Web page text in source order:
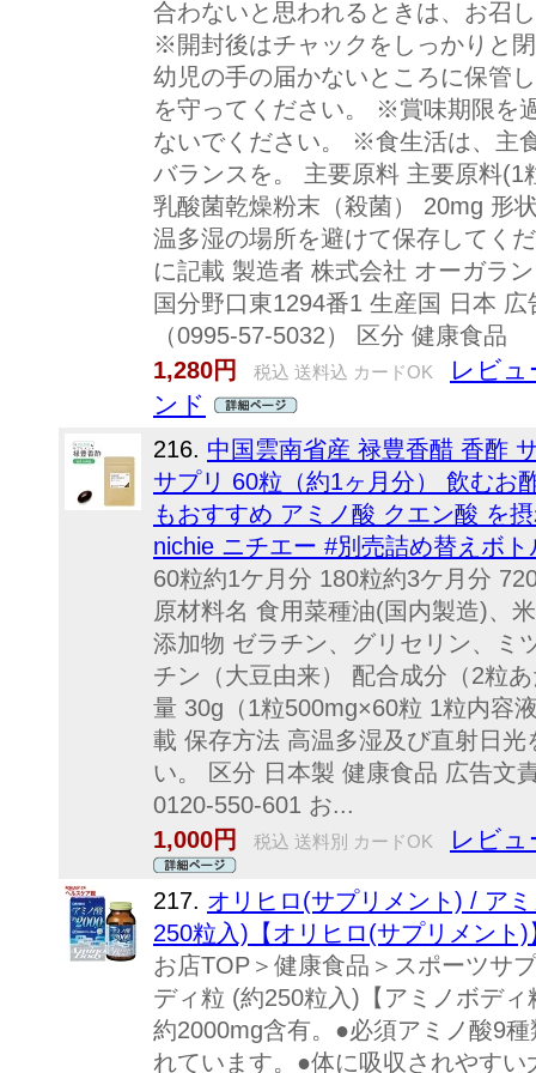
合わないと思われるときは、お召
※開封後はチャックをしっかり
幼児の手の届かないところに保管
を守ってください。 ※賞味期限を
ないでください。 ※食生活は、主
バランスを。 主要原料 主要原料
乳酸菌乾燥粉末（殺菌） 20mg 形
温多湿の場所を避けて保存してく
に記載 製造者 株式会社 オーガラ
国分野口東1294番1 生産国 日本
（0995-57-5032） 区分 健康食品
1,280円
税込 送料込 カードOK
レビュ
ンド
216. 中国雲南省産 禄豊香醋 香酢
サプリ 60粒（約1ヶ月分） 飲むお
もおすすめ アミノ酸 クエン酸 を
nichie ニチエー #別売詰め替えボト
60粒約1ケ月分 180粒約3ケ月分
原材料名 食用菜種油(国内製造)、
添加物 ゼラチン、グリセリン、ミ
チン（大豆由来） 配合成分（2粒
量 30g（1粒500mg×60粒 1粒内容
載 保存方法 高温多湿及び直射日
い。 区分 日本製 健康食品 広告
0120-550-601 お...
1,000円
税込 送料別 カードOK レビュ
217. オリヒロ(サプリメント) / ア
250粒入)【オリヒロ(サプリメント)
お店TOP＞健康食品＞スポーツサ
ディ粒 (約250粒入)【アミノボデ
約2000mg含有。●必須アミノ酸9
れています。●体に吸収されやす